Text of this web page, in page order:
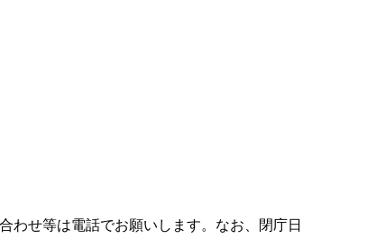
わせ等は電話でお願いします。なお、閉庁日